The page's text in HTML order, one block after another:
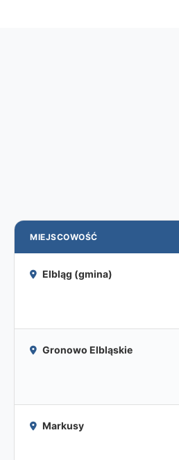
MIEJSCOWOŚĆ
Elbląg (gmina)
Gronowo Elbląskie
Markusy